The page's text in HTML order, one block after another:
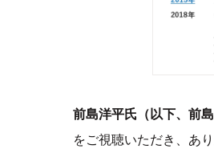
前島洋平氏（以下、前島
をご視聴いただき、あ